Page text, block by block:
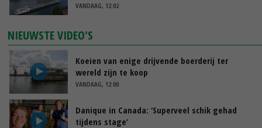
VANDAAG, 12:02
NIEUWSTE VIDEO'S
Koeien van enige drijvende boerderij ter
wereld zijn te koop
VANDAAG, 12:00
Danique in Canada: ‘Superveel schik gehad
tijdens stage’